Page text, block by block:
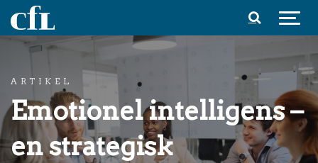
Spring til indhold
ARTIKEL
Emotionel intelligens –
en strategisk